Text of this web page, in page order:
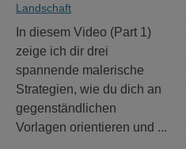
Landschaft
In diesem Video (Part 1)
zeige ich dir drei
spannende malerische
Strategien, wie du dich an
gegenständlichen
Vorlagen orientieren und ...